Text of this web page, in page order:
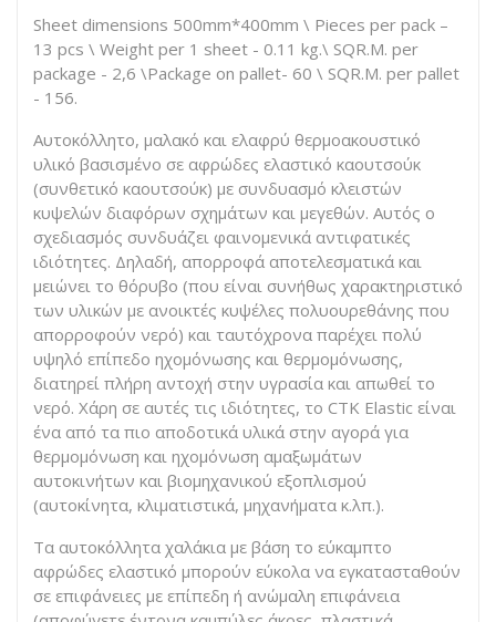
Sheet dimensions 500mm*400mm \ Pieces per pack –
13 pcs \ Weight per 1 sheet - 0.11 kg.\ SQR.M. per
package - 2,6 \Package on pallet- 60 \ SQR.M. per pallet
- 156.
Αυτοκόλλητο, μαλακό και ελαφρύ θερμοακουστικό
υλικό βασισμένο σε αφρώδες ελαστικό καουτσούκ
(συνθετικό καουτσούκ) με συνδυασμό κλειστών
κυψελών διαφόρων σχημάτων και μεγεθών. Αυτός ο
σχεδιασμός συνδυάζει φαινομενικά αντιφατικές
ιδιότητες. Δηλαδή, απορροφά αποτελεσματικά και
μειώνει το θόρυβο (που είναι συνήθως χαρακτηριστικό
των υλικών με ανοικτές κυψέλες πολυουρεθάνης που
απορροφούν νερό) και ταυτόχρονα παρέχει πολύ
υψηλό επίπεδο ηχομόνωσης και θερμομόνωσης,
διατηρεί πλήρη αντοχή στην υγρασία και απωθεί το
νερό. Χάρη σε αυτές τις ιδιότητες, το CTK Elastic είναι
ένα από τα πιο αποδοτικά υλικά στην αγορά για
θερμομόνωση και ηχομόνωση αμαξωμάτων
αυτοκινήτων και βιομηχανικού εξοπλισμού
(αυτοκίνητα, κλιματιστικά, μηχανήματα κ.λπ.).
Τα αυτοκόλλητα χαλάκια με βάση το εύκαμπτο
αφρώδες ελαστικό μπορούν εύκολα να εγκατασταθούν
σε επιφάνειες με επίπεδη ή ανώμαλη επιφάνεια